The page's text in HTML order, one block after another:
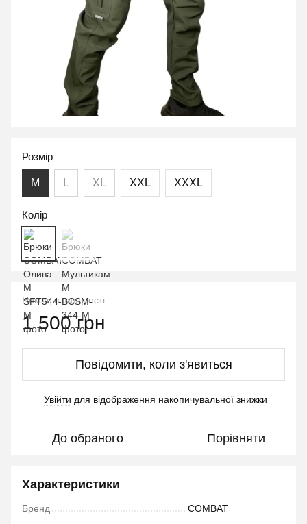
Розмір
M L XL XXL XXXL
Колір
Немає в наявності
1 500 грн
Повідомити, коли з'явиться
Увійти для відображення накопичувальної знижки
До обраного Порівняти
Характеристики
Бренд COMBAT